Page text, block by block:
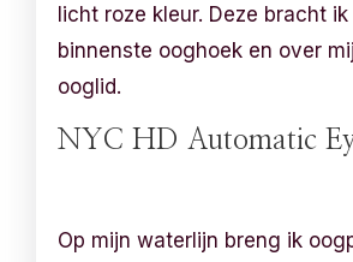
licht roze kleur. Deze bracht
binnenste ooghoek en over
ooglid.
NYC HD Automatic
Op mijn waterlijn breng ik